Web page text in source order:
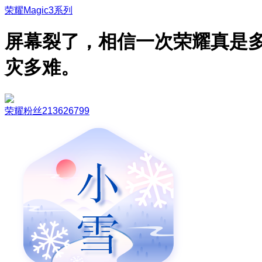
荣耀Magic3系列
屏幕裂了，相信一次荣耀真是
灾多难。
荣耀粉丝213626799